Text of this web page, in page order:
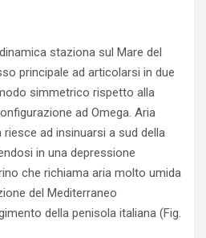
staziona sul Mare del
principale ad articolarsi in due
simmetrico rispetto alla
ad Omega. Aria
ad insinuarsi a sud della
in una depressione
che richiama aria molto umida
del Mediterraneo
della penisola italiana (Fig.